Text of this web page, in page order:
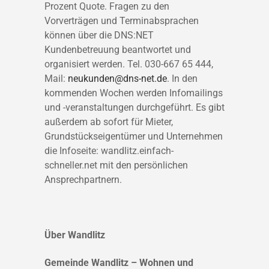
Prozent Quote. Fragen zu den
Vorverträgen und Terminabsprachen
können über die DNS:NET
Kundenbetreuung beantwortet und
organisiert werden. Tel. 030-667 65 444,
Mail: neukunden@dns-net.de. In den
kommenden Wochen werden Infomailings
und -veranstaltungen durchgeführt. Es gibt
außerdem ab sofort für Mieter,
Grundstückseigentümer und Unternehmen
die Infoseite: wandlitz.einfach-
schneller.net mit den persönlichen
Ansprechpartnern.
Über Wandlitz
Gemeinde Wandlitz – Wohnen und